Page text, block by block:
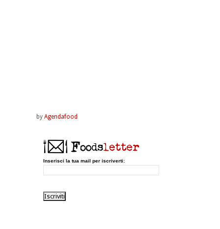
by Agendafood
Inserisci la tua mail per iscriverti: